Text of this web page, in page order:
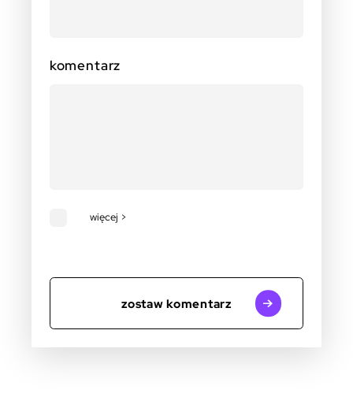
komentarz
więcej >
zostaw komentarz